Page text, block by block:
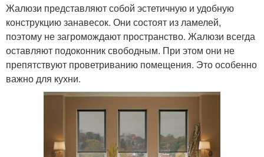
Жалюзи представляют собой эстетичную и удобную
конструкцию занавесок. Они состоят из ламелей,
поэтому не загромождают пространство. Жалюзи всегда
оставляют подоконник свободным. При этом они не
препятствуют проветриванию помещения. Это особенно
важно для кухни.